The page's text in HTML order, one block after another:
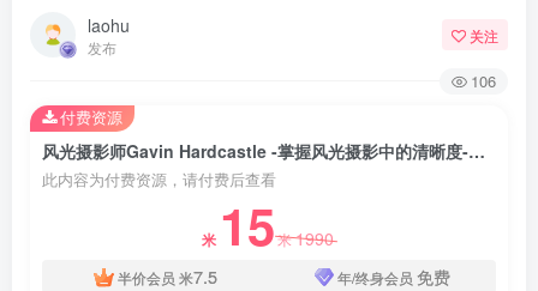
laohu
发布
关注
106
风光摄影师Gavin Hardcastle -掌握风光摄影中的清晰度-中英字幕
此内容为付费资源，请付费后查看
米 15米1990
半价会员 米7.5 年/终身会员 免费
付费资源